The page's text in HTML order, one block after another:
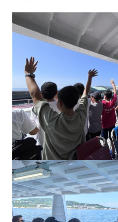
PASONA NATUREVERSE
万博会場が見えて